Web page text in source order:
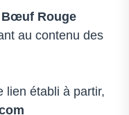
Bœuf Rouge
au contenu des
lien établi à partir,